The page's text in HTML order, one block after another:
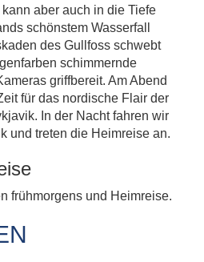
aber auch in die Tiefe
schönstem Wasserfall
des Gullfoss schwebt
schimmernde
griffbereit. Am Abend
für das nordische Flair der
In der Nacht fahren wir
und treten die Heimreise an.
frühmorgens und Heimreise.